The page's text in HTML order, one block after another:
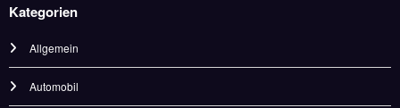
Kategorien
Allgemein
Automobil